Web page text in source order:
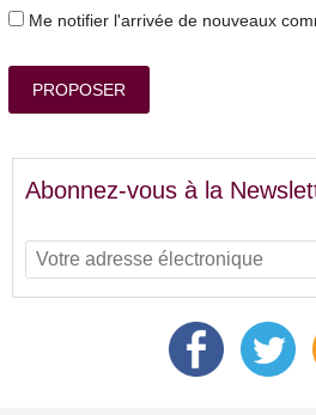
Me notifier l'arrivée de nouveaux
PROPOSER
Abonnez-vous à la